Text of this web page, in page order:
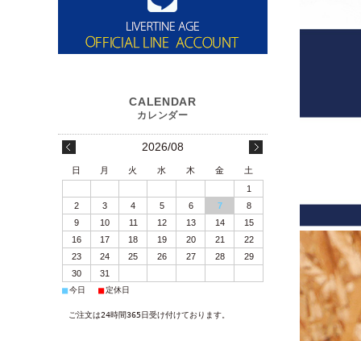
2026/08
日 月 火 水 木 金
土
1
2
3 4 5 6 7
8
9
10 11 12 13 14
15
16
17 18 19 20 21
22
23
24 25 26 27 28
29
30
31
■今日 ■定休日
ご注文は24時間365日受け付けております。